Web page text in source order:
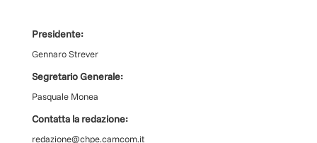
Presidente:
Gennaro Strever
Segretario Generale:
Pasquale Monea
Contatta la redazione:
redazione@chpe.camcom.it